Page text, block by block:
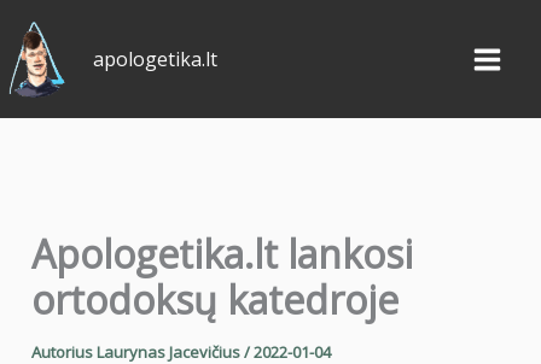
Pereiti
prie
turinio
apologetika.lt
Apologetika.lt lankosi
ortodoksų katedroje
AutoriusLaurynas Jacevičius/2022-01-04